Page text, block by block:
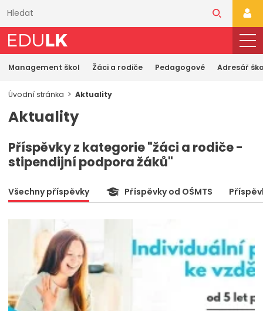
obsahu
Management škol Žáci a rodiče Pedagogové Adresář
Úvodní stránka Aktuality
Aktuality
Příspěvky z kategorie "žáci a rodiče -
stipendijní podpora žáků"
Všechny příspěvky Příspěvky od OŠMTS